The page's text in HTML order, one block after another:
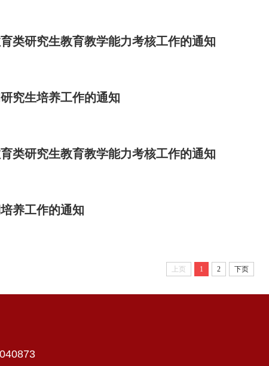
类研究生教育教学能力考核工作的通知
究生培养工作的通知
类研究生教育教学能力考核工作的通知
养工作的通知
上页 1 2 下页